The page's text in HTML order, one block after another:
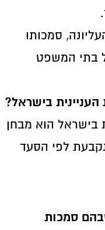
סמכותו
בתי המשפט
בישראל?
בישראל הוא מבחן
לפי הסעד
סמכות